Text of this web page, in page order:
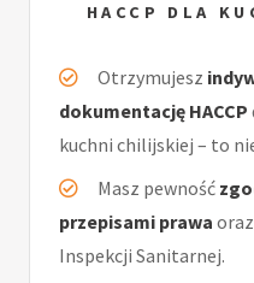
HACCP DLA
Otrzymujesz
dokumentację HACCP
kuchni chilijskiej – to
Masz pewność
przepisami prawa
Inspekcji Sanitarnej.